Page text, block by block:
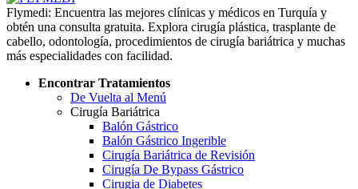
Flymedi: Encuentra las mejores clínicas y médicos en Turquía y
obtén una consulta gratuita. Explora cirugía plástica, trasplante de
cabello, odontología, procedimientos de cirugía bariátrica y muchas
más especialidades con facilidad.
Encontrar Tratamientos
De Vuelta al Menú
Cirugía Bariátrica
Balón Gástrico
Balón Gástrico Ingerible
Cirugía Bariátrica de Revisión
Cirugía De Bypass Gástrico
Cirugia de Diabetes